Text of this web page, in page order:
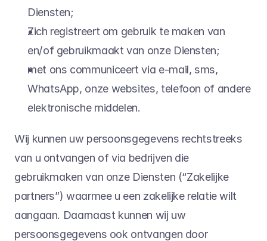
Diensten;
Zich registreert om gebruik te maken van
en/of gebruikmaakt van onze Diensten;
met ons communiceert via e-mail, sms,
WhatsApp, onze websites, telefoon of andere
elektronische middelen.
Wij kunnen uw persoonsgegevens rechtstreeks
van u ontvangen of via bedrijven die
gebruikmaken van onze Diensten (“Zakelijke
partners”) waarmee u een zakelijke relatie wilt
aangaan. Daarnaast kunnen wij uw
persoonsgegevens ook ontvangen door